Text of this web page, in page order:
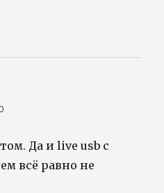
Да и live usb с
всё равно не